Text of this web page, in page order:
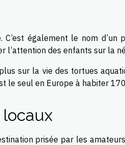
C’est également le nom
l’attention des enfants sur la
sur la vie des tortues
le seul en Europe à habiter
prisée par les